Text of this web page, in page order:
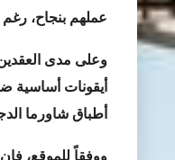
عملهم بنجاح،
وعلى مدى
أيقونات أساسية
أطباق شاورما
ووفقاً للموقع،